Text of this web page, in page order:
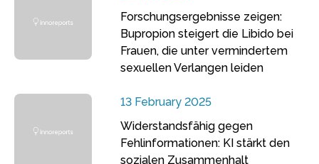
Forschungsergebnisse zeigen:
Bupropion steigert die Libido bei
Frauen, die unter vermindertem
sexuellen Verlangen leiden
13 February 2025
Widerstandsfähig gegen
Fehlinformationen: KI stärkt den
sozialen Zusammenhalt